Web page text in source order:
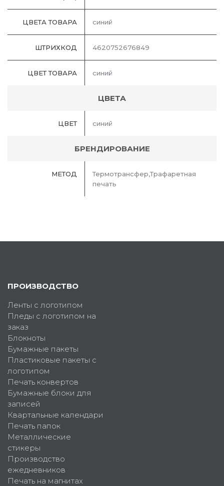
ЦВЕТА ТОВАРА синий
ШТРИХКОД 4620752676849
ЦВЕТ ТОВАРА синий
ЦВЕТА
ЦВЕТ синий
БРЕНДИРОВАНИЕ
МЕТОД
Термотрансфер,Трафаретная
печать
ПРОИЗВОДСТВО
Ленты с логотипом
Пледы с логотипом на
заказ
Блокноты
Бумажные пакеты
Пластиковые пакеты с
логотипом
Печать конвертов
Бумажные блоки для
записей
Квартальные календари
Печать папок
Металлические
стикеры
Производство
ежедневников
Печать на магнитах